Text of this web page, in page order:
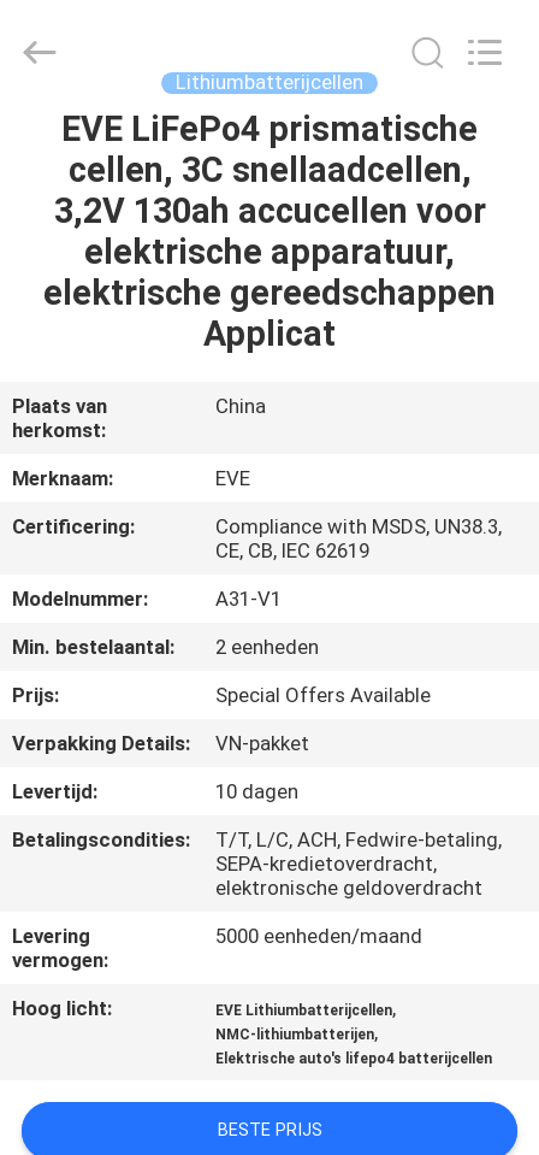
THUIS
PRODUCTEN
OVER
FABRIEKSREIS
KWALITEITSCONTROLE
CONTACTEER
ONS
SITEMAP
PRIVACYBELEID
Technology
Lithiumbatterijcellen
EVE LiFePo4 prismatische
cellen, 3C snellaadcellen,
3,2V 130ah accucellen voor
elektrische apparatuur,
elektrische gereedschappen
Applicat
Plaats van
herkomst:
China
Merknaam:
EVE
Certificering:
Compliance with MSDS, UN38.3,
CE, CB, IEC 62619
Modelnummer:
A31-V1
Min. bestelaantal:
2 eenheden
Prijs:
Special Offers Available
Verpakking Details:
VN-pakket
Levertijd:
10 dagen
Betalingscondities:
T/T, L/C, ACH, Fedwire-betaling,
SEPA-kredietoverdracht,
elektronische geldoverdracht
Levering
vermogen:
5000 eenheden/maand
Hoog licht: EVE Lithiumbatterijcellen,
NMC-lithiumbatterijen,
Elektrische auto's lifepo4 batterijcellen
BESTE PRIJS